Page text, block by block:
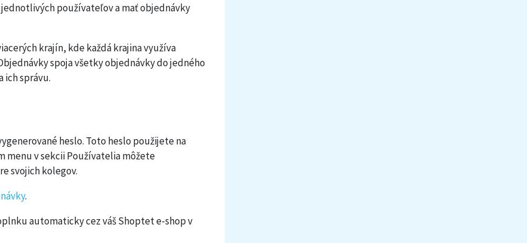
používateľov a mať objednávky
krajín, kde každá krajina využíva
spoja všetky objednávky do jedného
ich správu.
heslo. Toto heslo použijete na
menu v sekcii Používatelia môžete
svojich kolegov.
.
automaticky cez váš Shoptet e-shop v